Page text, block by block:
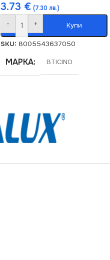
3.73 € (7.30 лв.)
- + Купи
SKU: 8005543637050
МАРКА BTICINO